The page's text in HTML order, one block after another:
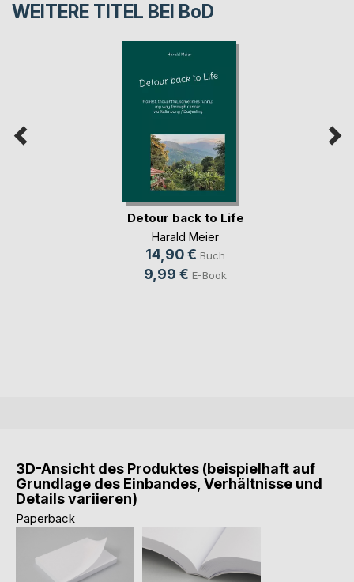
WEITERE TITEL BEI BoD
Detour back to Life
Harald Meier
14,90 € Buch
9,99 € E-Book
3D-Ansicht des Produktes (beispielhaft auf
Grundlage des Einbandes, Verhältnisse und
Details variieren)
Paperback